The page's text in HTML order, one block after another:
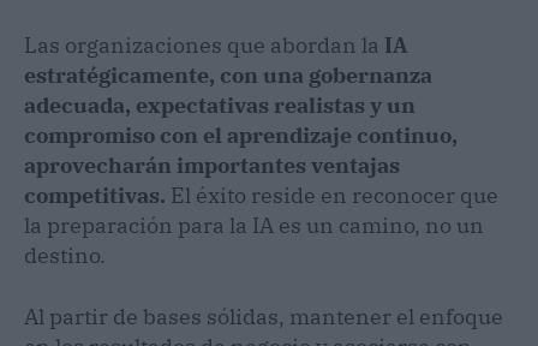
Las organizaciones que abordan la IA
estratégicamente, con una gobernanza
adecuada, expectativas realistas y un
compromiso con el aprendizaje continuo,
aprovecharán importantes ventajas
competitivas. El éxito reside en reconocer que
la preparación para la IA es un camino, no un
destino.
Al partir de bases sólidas, mantener el enfoque